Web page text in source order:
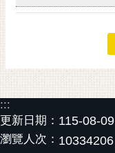
信
日
本
隱
:::
更新日期： 115-08-09
瀏覽人次： 10334206